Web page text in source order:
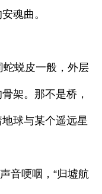
魂曲。
蜕皮一般，外层
架。那不是桥，
球与某个遥远星
音哽咽，“归墟航